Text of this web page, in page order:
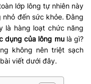
lớp lông tự nhiên này
đến sức khỏe. Đằng
là hàng loạt chức năng
dụng của lông mulà gì?
không nên triệt sạch
viết dưới đây.